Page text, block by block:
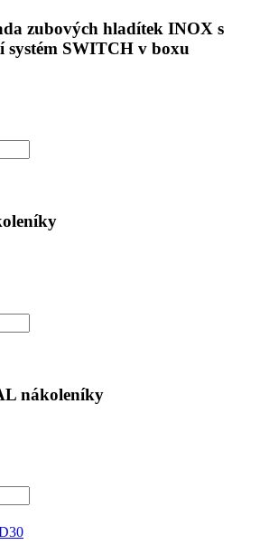
zubových hladítek INOX s
systém SWITCH v boxu
nákoleníky